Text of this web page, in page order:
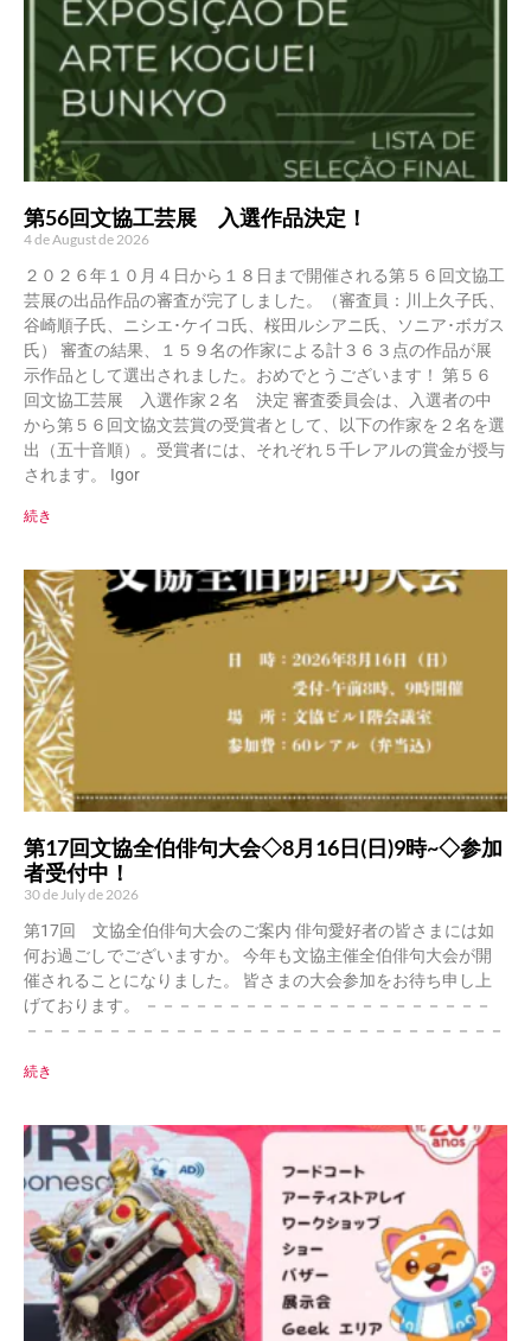
第56回文協工芸展 入選作品決定！
4 de August de 2026
２０２６年１０月４日から１８日まで開催される第５６回文協工
芸展の出品作品の審査が完了しました。（審査員：川上久子氏、
谷崎順子氏、ニシエ･ケイコ氏、桜田ルシアニ氏、ソニア･ボガス
氏） 審査の結果、１５９名の作家による計３６３点の作品が展
示作品として選出されました。おめでとうございます！ 第５６
回文協工芸展 入選作家２名 決定 審査委員会は、入選者の中
から第５６回文協文芸賞の受賞者として、以下の作家を２名を選
出（五十音順）。受賞者には、それぞれ５千レアルの賞金が授与
されます。 Igor
続き
第17回文協全伯俳句大会◇8月16日(日)9時~◇参加
者受付中！
30 de July de 2026
第17回 文協全伯俳句大会のご案内 俳句愛好者の皆さまには如
何お過ごしでございますか。 今年も文協主催全伯俳句大会が開
催されることになりました。 皆さまの大会参加をお待ち申し上
げております。 －－－－－－－－－－－－－－－－－－－－－
－－－－－－－－－－－－－－－－－－－－－－－－－－－－－
続き